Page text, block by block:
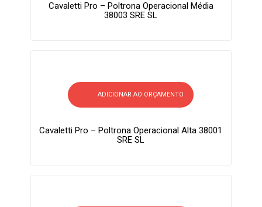
Cavaletti Pro – Poltrona Operacional Média
38003 SRE SL
ADICIONAR AO ORÇAMENTO
Cavaletti Pro – Poltrona Operacional Alta 38001
SRE SL